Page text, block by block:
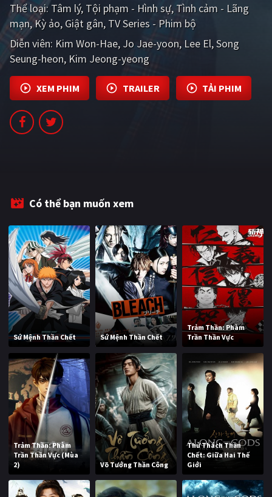
Hàn Quốc Nhật Bản
Ấn Độ Việt Nam
Tổng hợp
CẬP NHẬT
PHIM MỚI
BLOG
Thể loại: Tâm lý Tội phạm - Hình sự Tình cảm - Lãng
mạn Kỳ ảo Giật gân TV Series - Phim bộ
Diễn viên: Kim Won-Hae Jo Jae-yoon Lee El Song
Seung-heon Kim Jeong-yeong
XEM PHIM TRAILER TẢI PHIM
Có thể bạn muốn xem
Sứ Mệnh Thần Chết Sứ Mệnh Thần Chết
Trảm Thần: Phàm
Trần Thần Vực
Trảm Thần: Phàm
Trần Thần Vực (Mùa
2)
Võ Tướng Thần Công
Thử Thách Thần
Chết: Giữa Hai Thế
Giới